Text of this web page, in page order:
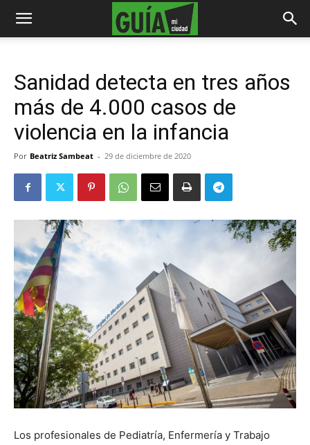
Sanidad detecta en tres años
más de 4.000 casos de
violencia en la infancia
Por Beatriz Sambeat - 29 de diciembre de 2020
Los profesionales de Pediatría, Enfermería y Trabajo